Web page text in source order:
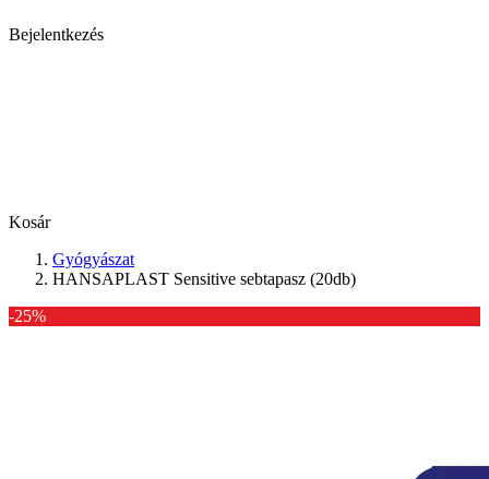
Bejelentkezés
Kosár
Gyógyászat
HANSAPLAST Sensitive sebtapasz (20db)
-25%